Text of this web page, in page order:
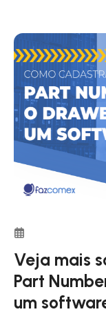
Veja mais
Part
um